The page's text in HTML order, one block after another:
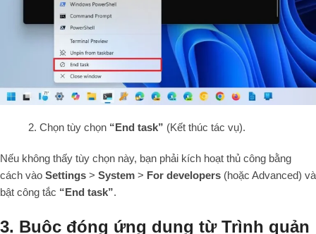
2. Chọn tùy chọn “End task” (Kết thúc tác vụ).
Nếu không thấy tùy chọn này, bạn phải kích hoạt thủ công bằng
cách vào Settings > System > For developers (hoặc Advanced) và
bật công tắc “End task”.
3. Buộc đóng ứng dụng từ Trình quản